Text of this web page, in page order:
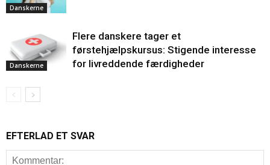
Danskerne
Danskerne
Flere danskere tager et
førstehjælpskursus: Stigende interesse
for livreddende færdigheder
EFTERLAD ET SVAR